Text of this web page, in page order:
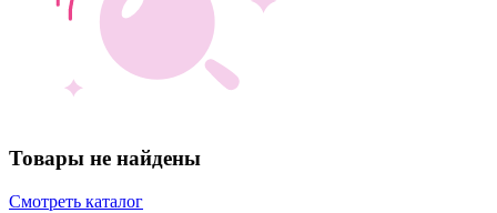
Товары не найдены
Смотреть каталог